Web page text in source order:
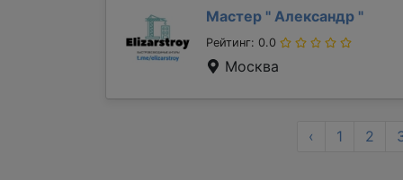
Мастер " Александр "
Рейтинг: 0.0
Москва
‹ 1 2